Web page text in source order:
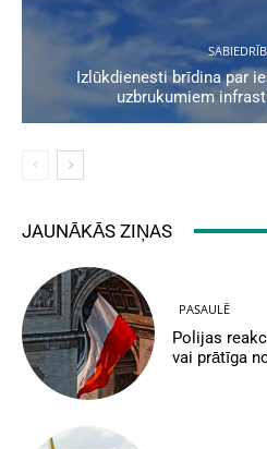
Izlūkdienesti brīdina par
uzbrukumiem
JAUNĀKĀS ZIŅAS
PASAULĒ
Polijas
vai prātīga